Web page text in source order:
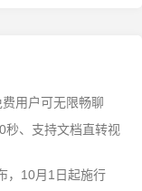
用户可无限畅聊
秒、支持文档直转视
，10月1日起施行